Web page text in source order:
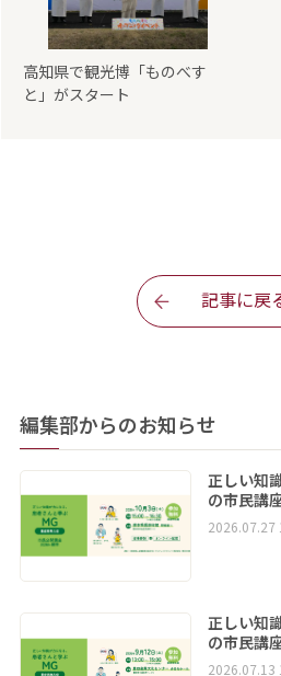
高知県で観光博「ものべす
と」がスタート
記事に戻
編集部からのお知らせ
正しい知
の市民講
2026.07.27
正しい知
の市民講
2026.07.13